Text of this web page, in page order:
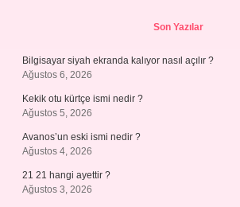
Son Yazılar
Bilgisayar siyah ekranda kalıyor nasıl açılır ?
Ağustos 6, 2026
Kekik otu kürtçe ismi nedir ?
Ağustos 5, 2026
Avanos’un eski ismi nedir ?
Ağustos 4, 2026
21 21 hangi ayettir ?
Ağustos 3, 2026